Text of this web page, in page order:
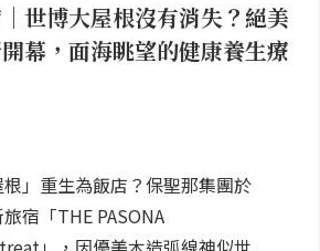
世博大屋根沒有消失？絕美
開幕，面海眺望的健康養生療
」重生為飯店？保聖那集團於
宿「THE PASONA